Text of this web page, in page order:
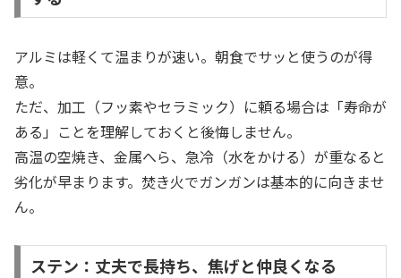
アルミは軽くて温まりが速い。朝食でサッと使うのが得
意。
ただ、加工（フッ素やセラミック）に頼る場合は「寿命が
ある」ことを理解しておくと後悔しません。
高温の空焼き、金属へら、急冷（水をかける）が重なると
劣化が早まります。焚き火でガンガンは基本的に向きませ
ん。
ステン：丈夫で長持ち、焦げと仲良くなる